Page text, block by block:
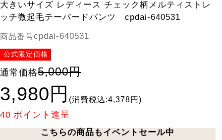
大きいサイズ レディース チェック柄メルティストレ
ッチ微起毛テーパードパンツ cpdai-640531
商品番号cpdai-640531
公式限定価格
通常価格5,000円
3,980円 (消費税込:4,378円)
40 ポイント進呈
こちらの商品もイベントセール中